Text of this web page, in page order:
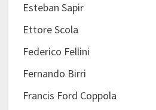
Esteban Sapir
Ettore Scola
Federico Fellini
Fernando Birri
Francis Ford Coppola